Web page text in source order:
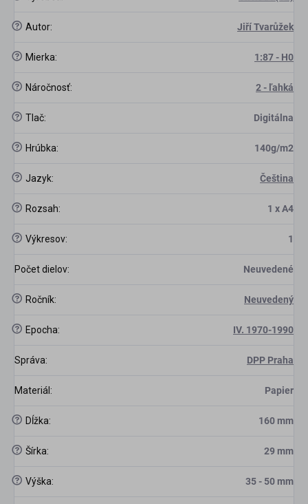
? Autor: Jiří Tvarůžek
? Mierka: 1:87 - H0
? Náročnosť: 2 - ľahká
? Tlač: Digitálna
? Hrúbka: 140g/m2
? Jazyk: Čeština
? Rozsah: 1 x A4
? Výkresov: 1
Počet dielov: Neuvedené
? Ročník: Neuvedený
? Epocha: IV. 1970-1990
Správa: DPP Praha
Materiál : Papier
? Dĺžka: 160 mm
? Šírka: 29 mm
? Výška: 35 - 50 mm